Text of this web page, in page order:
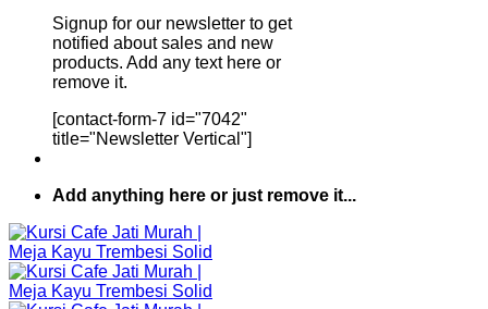
Signup for our newsletter to get
notified about sales and new
products. Add any text here or
remove it.
[contact-form-7 id="7042"
title="Newsletter Vertical"]
Add anything here or just remove it...